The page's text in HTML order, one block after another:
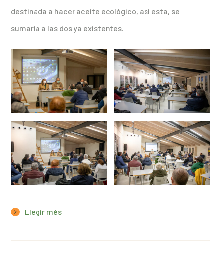
destinada a hacer aceite ecológico, así esta, se
sumaría a las dos ya existentes.
Llegir més